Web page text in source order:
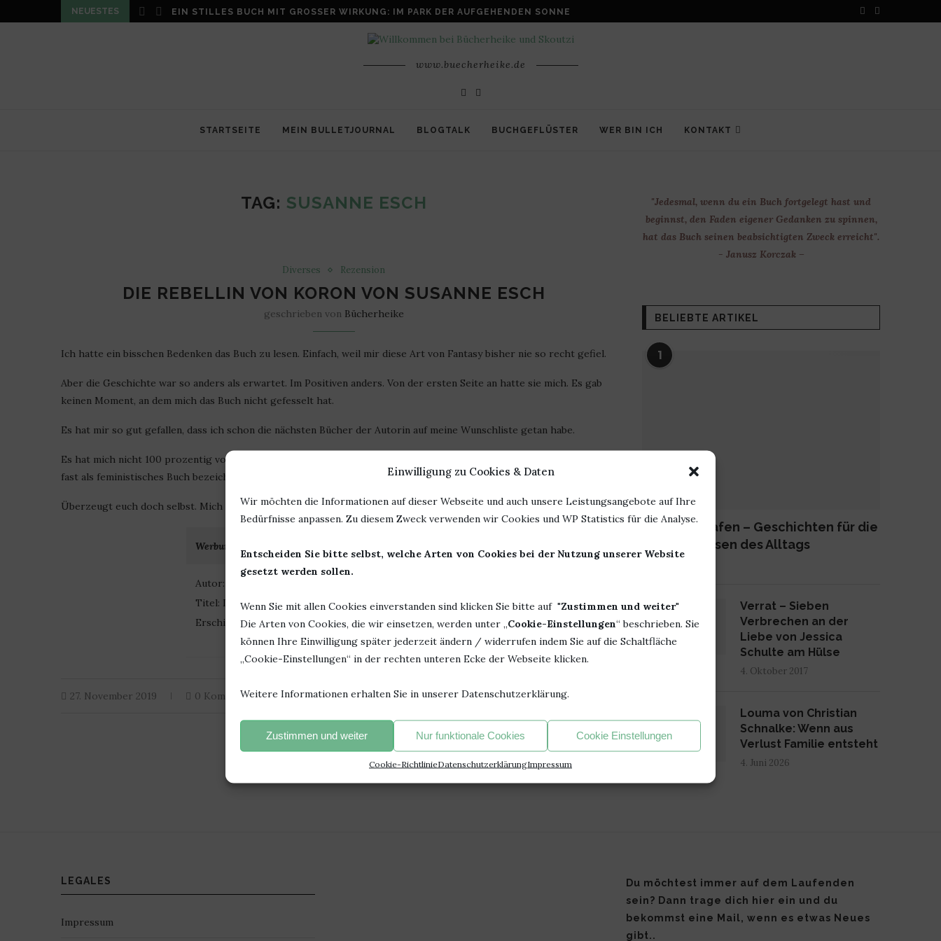
Einwilligung zu Cookies & Daten
Wir möchten die Informationen auf dieser Webseite und auch unsere Leistungsangebote auf Ihre
Bedürfnisse anpassen. Zu diesem Zweck verwenden wir Cookies und WP Statistics für die Analyse.
Entscheiden Sie bitte selbst, welche Arten von Cookies bei der Nutzung unserer Website
gesetzt werden sollen.
Wenn Sie mit allen Cookies einverstanden sind klicken Sie bitte auf "Zustimmen und weiter"
Die Arten von Cookies, die wir einsetzen, werden unter „Cookie-Einstellungen“ beschrieben. Sie
können Ihre Einwilligung später jederzeit ändern / widerrufen indem Sie auf die Schaltfläche
„Cookie-Einstellungen“ in der rechten unteren Ecke der Webseite klicken.
Weitere Informationen erhalten Sie in unserer Datenschutzerklärung.
Zustimmen und weiter Nur funktionale Cookies Cookie Einstellungen
Cookie-RichtlinieDatenschutzerklärungImpressum
NEUESTES EIN STILLES BUCH MIT GROSSER WIRKUNG: IM PARK DER AUFGEHENDEN SONNE
www.buecherheike.de
STARTSEITE MEIN BULLETJOURNAL BLOGTALK BUCHGEFLÜSTER WER BIN ICH KONTAKT
TAG: SUSANNE ESCH
Diverses Rezension
DIE REBELLIN VON KORON VON SUSANNE ESCH
geschrieben von Bücherheike
Ich hatte ein bisschen Bedenken das Buch zu lesen. Einfach, weil mir diese Art von Fantasy bisher nie so recht gefiel.
Aber die Geschichte war so anders als erwartet. Im Positiven anders. Von der ersten Seite an hatte sie mich. Es gab
keinen Moment, an dem mich das Buch nicht gefesselt hat.
Es hat mir so gut gefallen, dass ich schon die nächsten Bücher der Autorin auf meine Wunschliste getan habe.
Es hat mich nicht 100 prozentig von dieser Art Fantasy überzeugt, aber die Geschichte hat was. Ich würde es schon
fast als feministisches Buch bezeichnen. Ohne irgendeine Art von Wertung vorzunehmen. Es ist eben anders.
Überzeugt euch doch selbst. Mich würde interessieren, wie es euch gefällt.
Werbung
Autor: Susanne Esch
Titel: Die Rebellin von Koron
Erschienen: 10. März 2014
Seiten: 315
ISBN: 978-3944935089
27. November 2019 0 Kommentar
"Jedesmal, wenn du ein Buch fortgelegt hast und
beginnst, den Faden eigener Gedanken zu spinnen,
hat das Buch seinen beabsichtigten Zweck erreicht".
- Janusz Korczak –
BELIEBTE ARTIKEL
1
Lange schlafen – Geschichten für die
kleinen Pausen des Alltags
Verrat – Sieben
Verbrechen an der
Liebe von Jessica
Schulte am Hülse
4. Oktober 2017
Louma von Christian
Schnalke: Wenn aus
Verlust Familie entsteht
4. Juni 2026
LEGALES
Impressum
Du möchtest immer auf dem Laufenden
sein? Dann trage dich hier ein und du
bekommst eine Mail, wenn es etwas Neues
gibt..